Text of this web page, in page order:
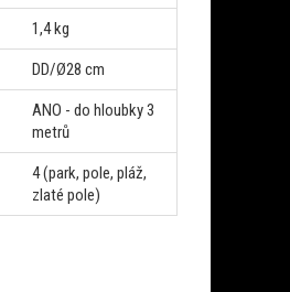
1,4 kg
DD/Ø28 cm
ANO - do hloubky 3
metrů
4 (park, pole, pláž,
zlaté pole)